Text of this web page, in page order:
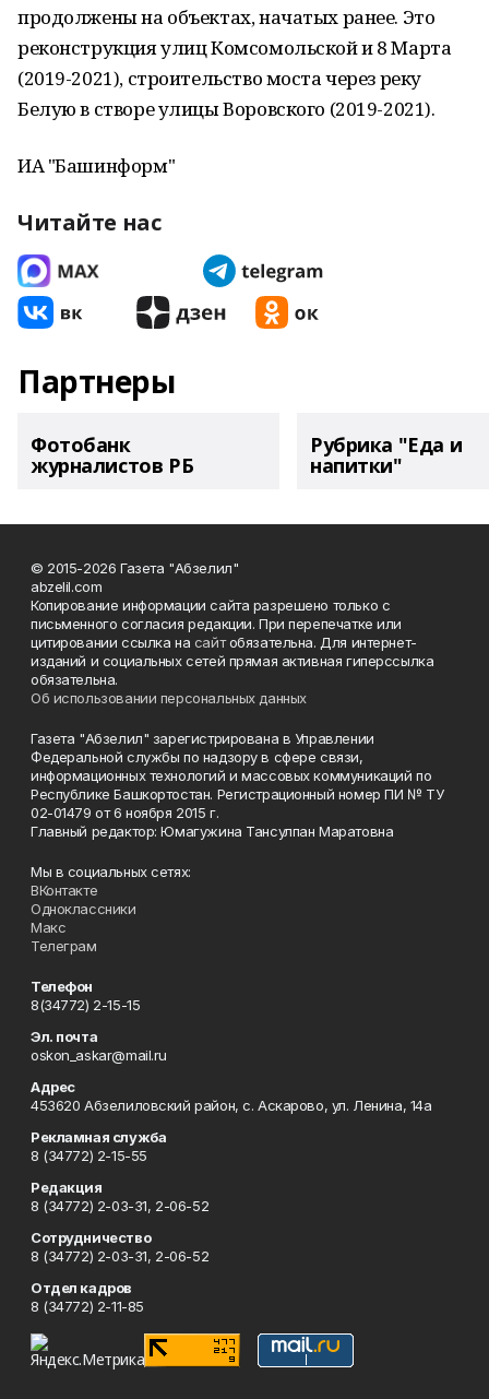
продолжены на объектах, начатых ранее. Это
реконструкция улиц Комсомольской и 8 Марта
(2019-2021), строительство моста через реку
Белую в створе улицы Воровского (2019-2021).
ИА "Башинформ"
Читайте нас
Партнеры
Фотобанк
журналистов РБ
Рубрика "Еда и
напитки"
© 2015-2026 Газета "Абзелил"
abzelil.com
Копирование информации сайта разрешено только с
письменного согласия редакции. При перепечатке или
цитировании ссылка на сайтобязательна. Для интернет-
изданий и социальных сетей прямая активная гиперссылка
обязательна.
Об использовании персональных данных
Газета "Абзелил" зарегистрирована в Управлении
Федеральной службы по надзору в сфере связи,
информационных технологий и массовых коммуникаций по
Республике Башкортостан. Регистрационный номер ПИ № ТУ
02-01479 от 6 ноября 2015 г.
Главный редактор: Юмагужина Тансулпан Маратовна
Мы в социальных сетях:
ВКонтакте
Одноклассники
Макс
Телеграм
Телефон
8(34772) 2-15-15
Эл. почта
oskon_askar@mail.ru
Адрес
453620 Абзелиловский район, с. Аскарово, ул. Ленина, 14а
Рекламная служба
8 (34772) 2-15-55
Редакция
8 (34772) 2-03-31, 2-06-52
Сотрудничество
8 (34772) 2-03-31, 2-06-52
Отдел кадров
8 (34772) 2-11-85